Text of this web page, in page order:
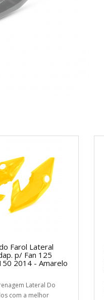
Farol Lateral
p/ Fan 125
2014 - Amarelo
Lateral Do
com a melhor